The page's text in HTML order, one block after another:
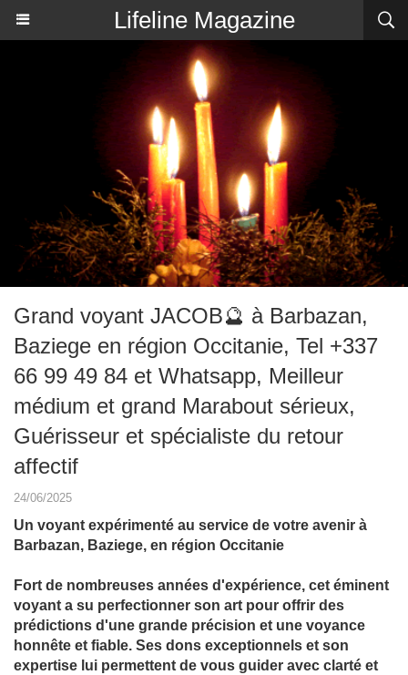
Lifeline Magazine
Grand voyant JACOB🔮 à Barbazan,
Baziege en région Occitanie, Tel +337
66 99 49 84 et Whatsapp, Meilleur
médium et grand Marabout sérieux,
Guérisseur et spécialiste du retour
affectif
24/06/2025
Un voyant expérimenté au service de votre avenir à
Barbazan, Baziege, en région Occitanie
Fort de nombreuses années d'expérience, cet éminent
voyant a su perfectionner son art pour offrir des
prédictions d'une grande précision et une voyance
honnête et fiable. Ses dons exceptionnels et son
expertise lui permettent de vous guider avec clarté et